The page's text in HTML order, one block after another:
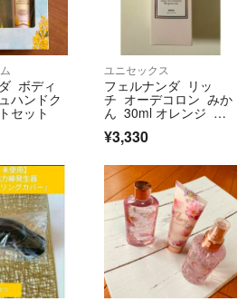
ボディ
ハンドク
セット
ユニセックス
フェルナンダ リッ
チ オーデコロン みか
ん 30ml オレンジ ド
¥3,330